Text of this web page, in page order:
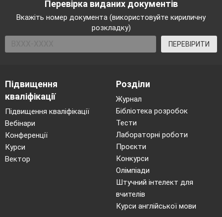
Перевірка виданих документів
Вкажіть номер документа (використовуйте кириличну
розкладку)
ПЕРЕВІРИТИ
Підвищення
кваліфікації
Підвищення кваліфікації
Вебінари
Конференції
Курси
Вектор
Розділи
Журнал
Бібліотека розробок
Тести
Лабораторні роботи
Проєкти
Конкурси
Олімпіади
Штучний інтелект для
вчителів
Курси англійської мови